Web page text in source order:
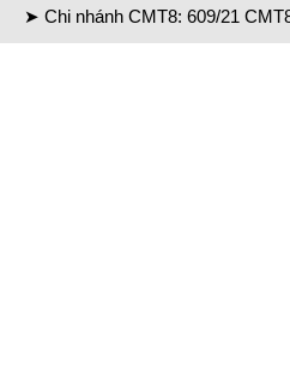
➤ Chi nhánh CMT8: 609/21